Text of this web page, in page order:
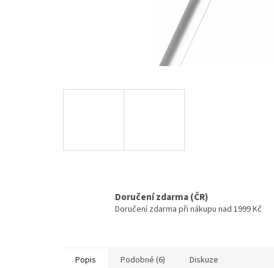
Doručení zdarma (ČR)
Doručení zdarma při nákupu nad 1999 Kč
Popis Podobné (6) Diskuze